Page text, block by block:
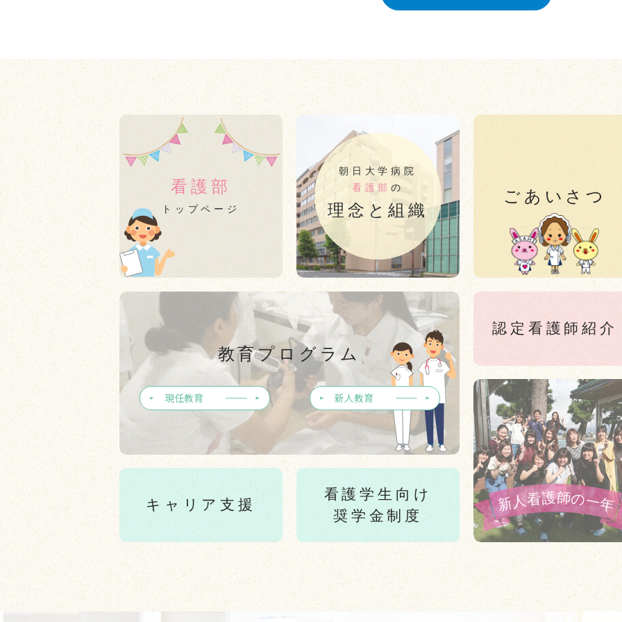
看護部
トップページ
朝日大学病院
看護部の
理念と組織
教育プログラム
現任教育 新人教育
キャリア支援
看護学生向け
奨学金制度
ごあいさつ
認定看護師紹介